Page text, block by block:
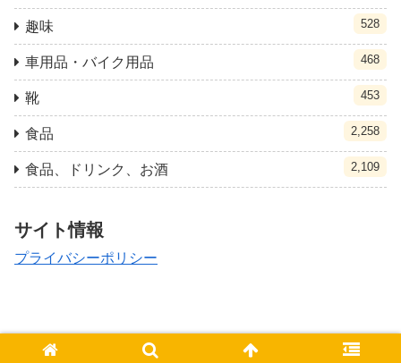
趣味 528
車用品・バイク用品 468
靴 453
食品 2,258
食品、ドリンク、お酒 2,109
サイト情報
プライバシーポリシー
© 2021 クポ速.